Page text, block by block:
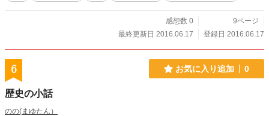
感想数 0
9ページ
最終更新日 2016.06.17
登録日 2016.06.17
6 お気に入り追加 0
歴史の小話
のの(まゆたん）